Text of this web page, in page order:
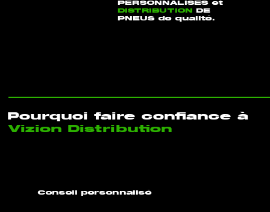
PERSONNALISÉSet
DISTRIBUTION
DE
PNEUS de qualité.
Conseil personnalisé
Pourquoi faire confiance à
Vizion Distribution